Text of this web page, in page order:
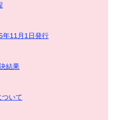
11月1日発行
結果
いて